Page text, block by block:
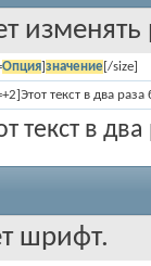
Опция]значение[/size]
текст в два
текст в
шрифт.